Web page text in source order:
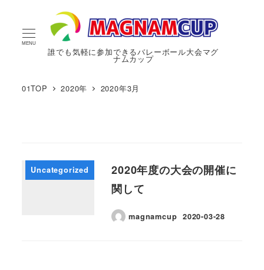
MENU
誰でも気軽に参加できるバレーボール大会マグ
ナムカップ
01TOP 2020年 2020年3月
Uncategorized
2020年度の大会の開催に
関して
magnamcup 2020-03-28